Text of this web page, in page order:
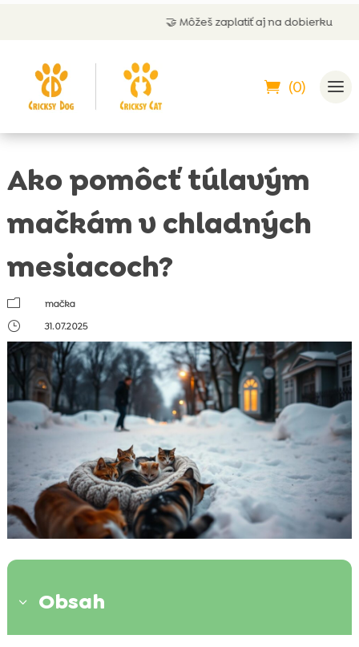
🤝 Môžeš zaplatiť aj na dobierku
(0)
Ako pomôcť túlavým
mačkám v chladných
mesiacoch?
m
mačka
}
31.07.2025
3 Obsah